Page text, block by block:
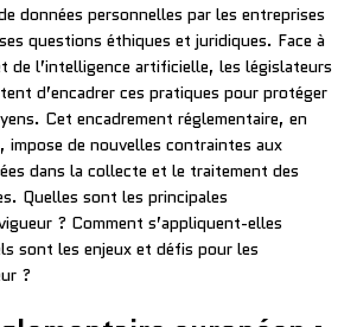
données personnelles par les entreprises
questions éthiques et juridiques. Face à
de l’intelligence artificielle, les législateurs
d’encadrer ces pratiques pour protéger
Cet encadrement réglementaire, en
de nouvelles contraintes aux
dans la collecte et le traitement des
Quelles sont les principales
? Comment s’appliquent-elles
sont les enjeux et défis pour les
?